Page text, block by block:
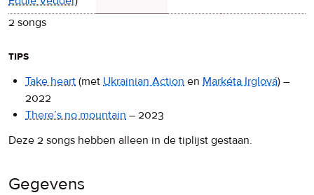
2 songs
tips
Take heart (met Ukrainian Action en Markéta Irglová) –
2022
There’s no mountain – 2023
Deze 2 songs hebben alleen in de tiplijst gestaan.
Gegevens